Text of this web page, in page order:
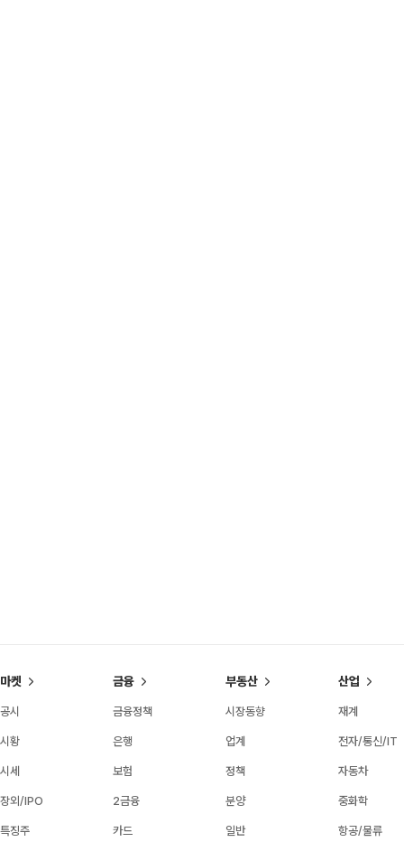
마켓
공시
시황
시세
장외/IPO
특징주
금융
금융정책
은행
보험
2금융
카드
부동산
시장동향
업계
정책
분양
일반
산업
재계
전자/통신/IT
자동차
중화학
항공/물류